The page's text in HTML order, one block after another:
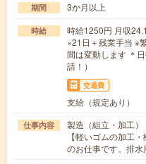
期間 3か月以上
時給
時給1250円 月収
×21日＋残業手当 ※
間は変動します ＊
請！）
交通費
支給（規定あり）
仕事内容
製造（組立・加工）
【軽いゴムの加工
のお仕事です。排